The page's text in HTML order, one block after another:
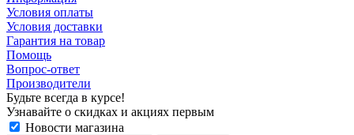
Условия оплаты
Условия доставки
Гарантия на товар
Помощь
Вопрос-ответ
Производители
Будьте всегда в курсе!
Узнавайте о скидках и акциях первым
Новости магазина